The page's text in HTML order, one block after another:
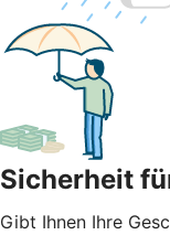
Sicherheit
Gibt Ihnen Ihre